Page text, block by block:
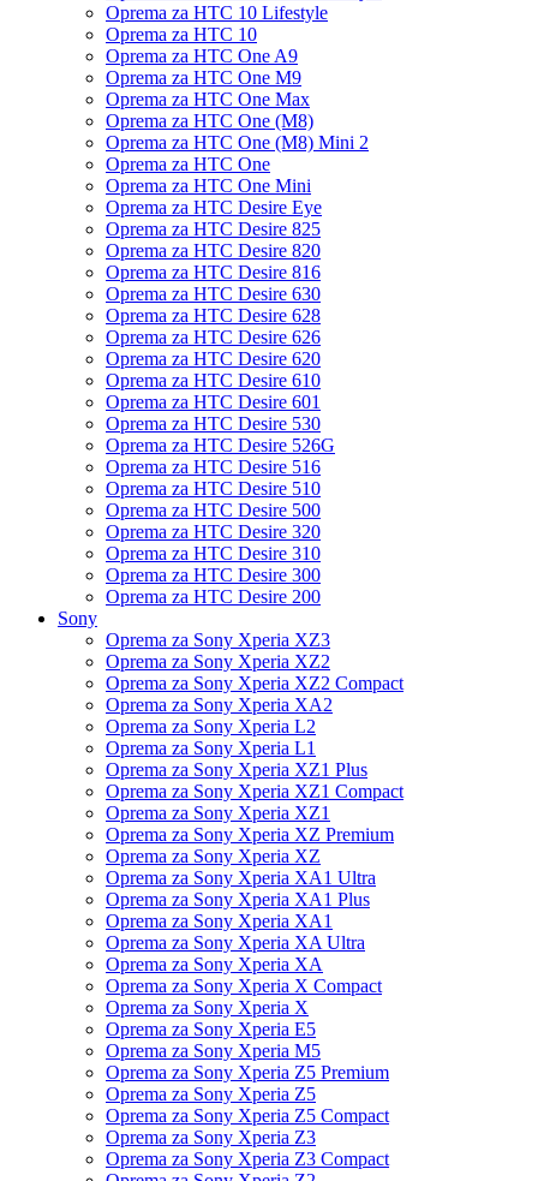
Oprema za HTC 10 Lifestyle
Oprema za HTC 10
Oprema za HTC One A9
Oprema za HTC One M9
Oprema za HTC One Max
Oprema za HTC One (M8)
Oprema za HTC One (M8) Mini 2
Oprema za HTC One
Oprema za HTC One Mini
Oprema za HTC Desire Eye
Oprema za HTC Desire 825
Oprema za HTC Desire 820
Oprema za HTC Desire 816
Oprema za HTC Desire 630
Oprema za HTC Desire 628
Oprema za HTC Desire 626
Oprema za HTC Desire 620
Oprema za HTC Desire 610
Oprema za HTC Desire 601
Oprema za HTC Desire 530
Oprema za HTC Desire 526G
Oprema za HTC Desire 516
Oprema za HTC Desire 510
Oprema za HTC Desire 500
Oprema za HTC Desire 320
Oprema za HTC Desire 310
Oprema za HTC Desire 300
Oprema za HTC Desire 200
Sony
Oprema za Sony Xperia XZ3
Oprema za Sony Xperia XZ2
Oprema za Sony Xperia XZ2 Compact
Oprema za Sony Xperia XA2
Oprema za Sony Xperia L2
Oprema za Sony Xperia L1
Oprema za Sony Xperia XZ1 Plus
Oprema za Sony Xperia XZ1 Compact
Oprema za Sony Xperia XZ1
Oprema za Sony Xperia XZ Premium
Oprema za Sony Xperia XZ
Oprema za Sony Xperia XA1 Ultra
Oprema za Sony Xperia XA1 Plus
Oprema za Sony Xperia XA1
Oprema za Sony Xperia XA Ultra
Oprema za Sony Xperia XA
Oprema za Sony Xperia X Compact
Oprema za Sony Xperia X
Oprema za Sony Xperia E5
Oprema za Sony Xperia M5
Oprema za Sony Xperia Z5 Premium
Oprema za Sony Xperia Z5
Oprema za Sony Xperia Z5 Compact
Oprema za Sony Xperia Z3
Oprema za Sony Xperia Z3 Compact